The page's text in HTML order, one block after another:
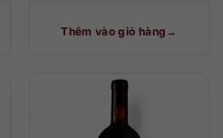
Thêm vào giỏ hàng